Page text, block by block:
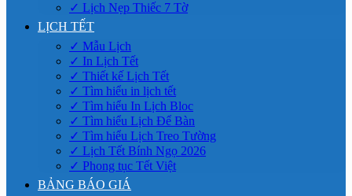
✓ Lịch Nẹp Thiếc 7 Tờ
LỊCH TẾT
✓ Mẫu Lịch
✓ In Lịch Tết
✓ Thiết kế Lịch Tết
✓ Tìm hiểu in lịch tết
✓ Tìm hiểu In Lịch Bloc
✓ Tìm hiểu Lịch Để Bàn
✓ Tìm hiểu Lịch Treo Tường
✓ Lịch Tết Bính Ngọ 2026
✓ Phong tục Tết Việt
BẢNG BÁO GIÁ